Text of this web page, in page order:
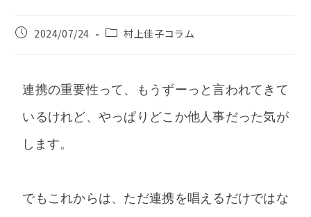
2024/07/24 村上佳子コラム
連携の重要性って、もうずーっと言われてきて
いるけれど、やっぱりどこか他人事だった気が
します。
でもこれからは、ただ連携を唱えるだけではな